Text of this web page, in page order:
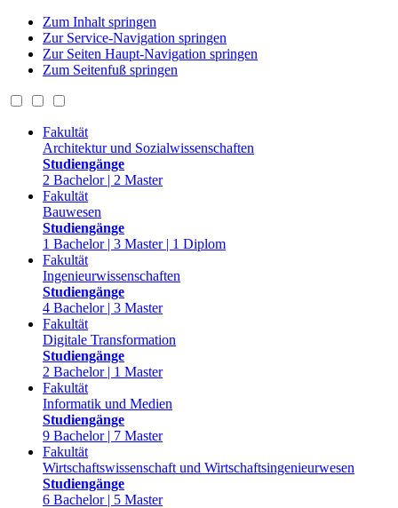
Zum Inhalt springen
Zur Service-Navigation springen
Zur Seiten Haupt-Navigation springen
Zum Seitenfuß springen
Fakultät
Architektur und Sozialwissenschaften
Studiengänge
2 Bachelor | 2 Master
Fakultät
Bauwesen
Studiengänge
1 Bachelor | 3 Master | 1 Diplom
Fakultät
Ingenieurwissenschaften
Studiengänge
4 Bachelor | 3 Master
Fakultät
Digitale Transformation
Studiengänge
2 Bachelor | 1 Master
Fakultät
Informatik und Medien
Studiengänge
9 Bachelor | 7 Master
Fakultät
Wirtschaftswissenschaft und Wirtschaftsingenieurwesen
Studiengänge
6 Bachelor | 5 Master